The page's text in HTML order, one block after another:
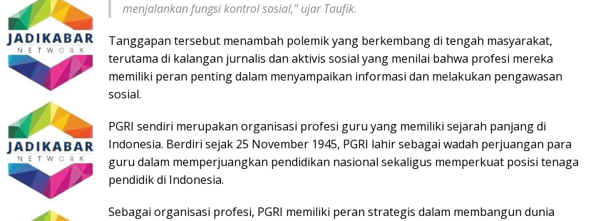
menjalankan fungsi kontrol sosial,” ujar Taufik.
Tanggapan tersebut menambah polemik yang berkembang di tengah masyarakat,
terutama di kalangan jurnalis dan aktivis sosial yang menilai bahwa profesi mereka
memiliki peran penting dalam menyampaikan informasi dan melakukan pengawasan
sosial.
PGRI sendiri merupakan organisasi profesi guru yang memiliki sejarah panjang di
Indonesia. Berdiri sejak 25 November 1945, PGRI lahir sebagai wadah perjuangan para
guru dalam memperjuangkan pendidikan nasional sekaligus memperkuat posisi tenaga
pendidik di Indonesia.
Sebagai organisasi profesi, PGRI memiliki peran strategis dalam membangun dunia